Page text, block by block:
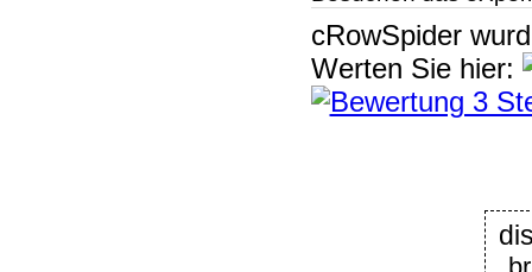
cRowSpider
Werten Sie hier: